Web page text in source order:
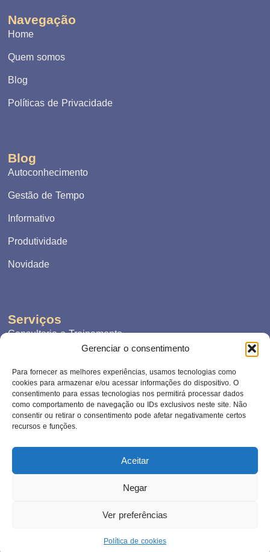
Gerenciar o consentimento
Para fornecer as melhores experiências, usamos tecnologias como
cookies para armazenar e/ou acessar informações do dispositivo. O
consentimento para essas tecnologias nos permitirá processar dados
como comportamento de navegação ou IDs exclusivos neste site. Não
consentir ou retirar o consentimento pode afetar negativamente certos
recursos e funções.
Aceitar
Negar
Ver preferências
Política de cookies
Navegação
Home
Quem somos
Blog
Políticas de Privacidade
Blog
Autoconhecimento
Gestão de Tempo
Informativo
Produtividade
Novidade
Serviços
Consultoria e Treinamento
Redes de Ensino
(11) 9.1866.4811
Posso todas as coisas em Cristo que me fortalece.